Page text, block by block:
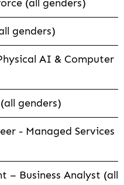
(all genders)
genders)
AI & Computer
genders)
- Managed Services
– Business Analyst (all